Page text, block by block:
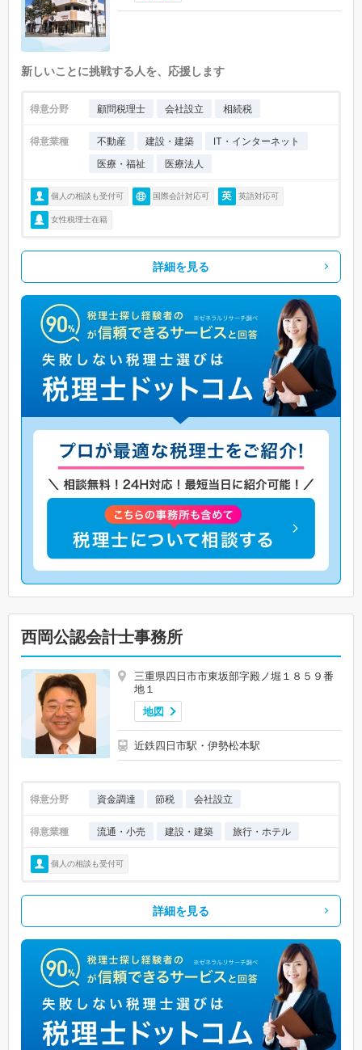
新しいことに挑戦する人を、応援します
得意分野 顧問税理士 会社設立 相続税
得意業種 不動産 建設・建築
IT・インターネット
医療・福祉
医療法人
個人の相談も受付可 国際会計対応可 英語対応可
女性税理士在籍
詳細を見る
西岡公認会計士事務所
三重県四日市市東坂部字殿ノ堀１８５９番
地１
地図
近鉄四日市駅・伊勢松本駅
得意分野 資金調達 節税 会社設立
得意業種 流通・小売 建設・建築 旅行・ホテル
個人の相談も受付可
詳細を見る